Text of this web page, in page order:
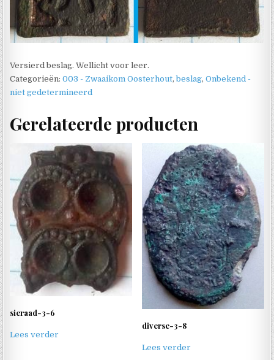
Versierd beslag. Wellicht voor leer.
Categorieën:003 - Zwaaikom Oosterhout,beslag,Onbekend -
niet gedetermineerd
Gerelateerde producten
sieraad-3-6
Lees verder
diverse-3-8
Lees verder